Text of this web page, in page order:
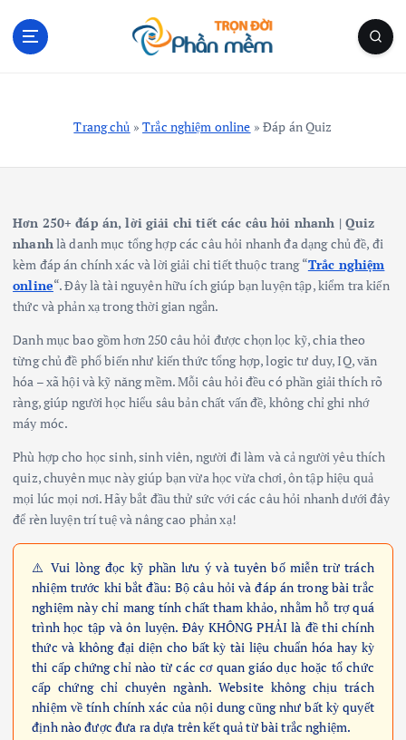
Trang chủ »Trắc nghiệm online »Đáp án Quiz
Hơn 250+ đáp án, lời giải chi tiết các câu hỏi nhanh | Quiz
nhanhlà danh mục tổng hợp các câu hỏi nhanh đa dạng chủ đề, đi
kèm đáp án chính xác và lời giải chi tiết thuộc trang “Trắc nghiệm
online“. Đây là tài nguyên hữu ích giúp bạn luyện tập, kiểm tra kiến
thức và phản xạ trong thời gian ngắn.
Danh mục bao gồm hơn 250 câu hỏi được chọn lọc kỹ, chia theo
từng chủ đề phổ biến như kiến thức tổng hợp, logic tư duy, IQ, văn
hóa – xã hội và kỹ năng mềm. Mỗi câu hỏi đều có phần giải thích rõ
ràng, giúp người học hiểu sâu bản chất vấn đề, không chỉ ghi nhớ
máy móc.
Phù hợp cho học sinh, sinh viên, người đi làm và cả người yêu thích
quiz, chuyên mục này giúp bạn vừa học vừa chơi, ôn tập hiệu quả
mọi lúc mọi nơi. Hãy bắt đầu thử sức với các câu hỏi nhanh dưới đây
để rèn luyện trí tuệ và nâng cao phản xạ!
⚠️ Vui lòng đọc kỹ phần lưu ý và tuyên bố miễn trừ trách
nhiệm trước khi bắt đầu: Bộ câu hỏi và đáp án trong bài trắc
nghiệm này chỉ mang tính chất tham khảo, nhằm hỗ trợ quá
trình học tập và ôn luyện. Đây KHÔNG PHẢI là đề thi chính
thức và không đại diện cho bất kỳ tài liệu chuẩn hóa hay kỳ
thi cấp chứng chỉ nào từ các cơ quan giáo dục hoặc tổ chức
cấp chứng chỉ chuyên ngành. Website không chịu trách
nhiệm về tính chính xác của nội dung cũng như bất kỳ quyết
định nào được đưa ra dựa trên kết quả từ bài trắc nghiệm.